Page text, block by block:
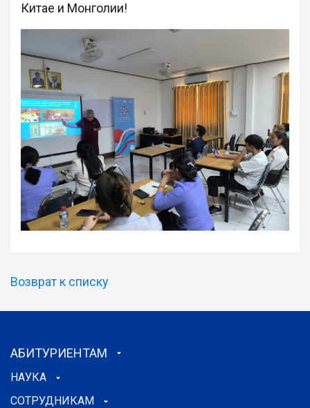
Китае и Монголии!
Возврат к списку
АБИТУРИЕНТАМ
НАУКА
СОТРУДНИКАМ